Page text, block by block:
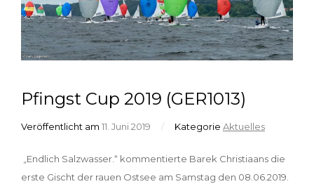
Pfingst Cup 2019 (GER1013)
Veröffentlicht am 11. Juni 2019 / Kategorie Aktuelles
„Endlich Salzwasser.“ kommentierte Barek Christiaans die
erste Gischt der rauen Ostsee am Samstag den 08.06.2019.